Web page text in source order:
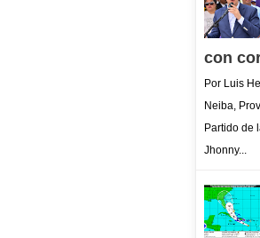
con
Por Luis
Neiba,
Partido de
Jhonny...